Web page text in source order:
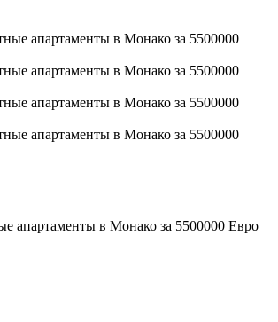
апартаменты в Монако за 5500000 Евро